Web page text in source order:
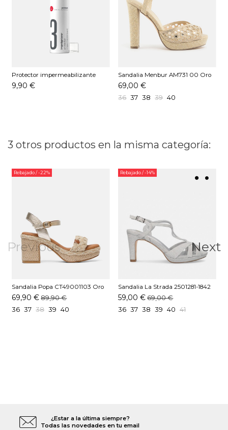
Protector impermeabilizante
Pedag 250 ML
9,90 €
Sandalia Menbur AM731 00 Oro
69,00 €
36 37 38 39 40
3 otros productos en la misma categoría:
Previous
Rebajado/ -22%
Sandalia Popa CT49001103 Oro
69,90 € 89,90 €
36 37 38 39 40
Rebajado/ -14%
Sandalia La Strada 2501281-1842
Plata
59,00 € 69,00 €
36 37 38 39 40 41
Next
¿Estar a la última siempre?
Todas las novedades en tu email